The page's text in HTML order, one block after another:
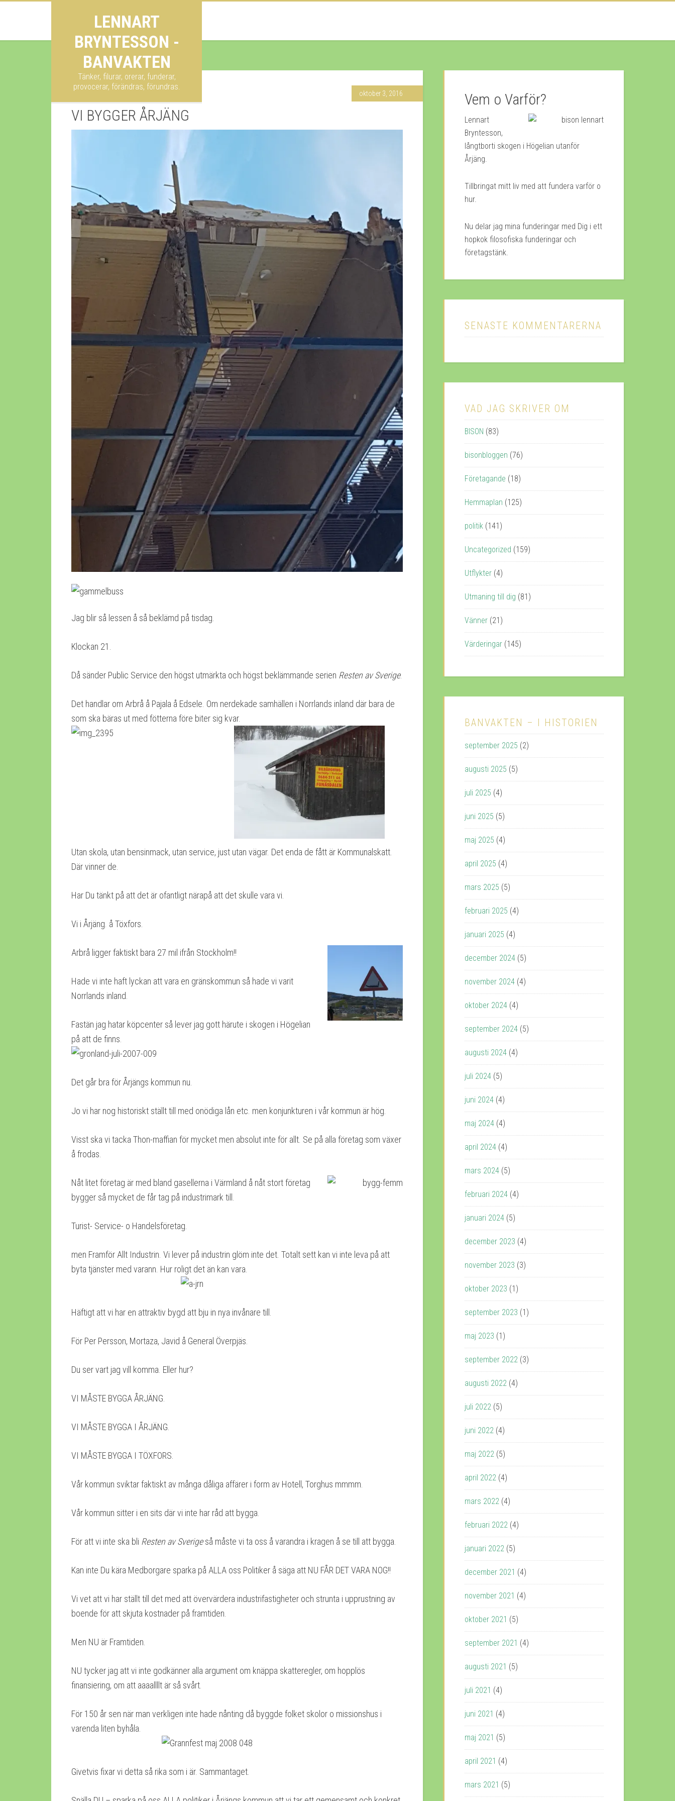
LENNART
BRYNTESSON -
BANVAKTEN
Tänker, filurar, orerar, funderar,
provocerar, förändras, förundras.
oktober 3, 2016
VI BYGGER ÅRJÄNG
Jag blir så lessen å så beklämd på tisdag.
Klockan 21.
Då sänder Public Service den högst utmärkta och högst beklämmande serien Resten av Sverige.
Det handlar om Arbrå å Pajala å Edsele. Om nerdekade samhällen i Norrlands inland där bara de
som ska bäras ut med fötterna före biter sig kvar.
Utan skola, utan bensinmack, utan service, just utan vägar. Det enda de fått är Kommunalskatt.
Där vinner de.
Har Du tänkt på att det är ofantligt närapå att det skulle vara vi.
Vi i Årjäng. å Töxfors.
Arbrå ligger faktiskt bara 27 mil ifrån Stockholm!!
Hade vi inte haft lyckan att vara en gränskommun så hade vi varit
Norrlands inland.
Fastän jag hatar köpcenter så lever jag gott härute i skogen i Högelian
på att de finns.
Det går bra för Årjängs kommun nu.
Jo vi har nog historiskt ställt till med onödiga lån etc. men konjunkturen i vår kommun är hög.
Visst ska vi tacka Thon-maffian för mycket men absolut inte för allt. Se på alla företag som växer
å frodas.
Nåt litet företag är med bland gasellerna i Värmland å nåt stort företag
bygger så mycket de får tag på industrimark till.
Turist- Service- o Handelsföretag.
men Framför Allt Industrin. Vi lever på industrin glöm inte det. Totalt sett kan vi inte leva på att
byta tjänster med varann. Hur roligt det än kan vara.
Häftigt att vi har en attraktiv bygd att bju in nya invånare till.
För Per Persson, Mortaza, Javid å General Överpjäs.
Du ser vart jag vill komma. Eller hur?
VI MÅSTE BYGGA ÅRJÄNG.
VI MÅSTE BYGGA I ÅRJÄNG.
VI MÅSTE BYGGA I TÖXFORS.
Vår kommun sviktar faktiskt av många dåliga affärer i form av Hotell, Torghus mmmm.
Vår kommun sitter i en sits där vi inte har råd att bygga.
För att vi inte ska bli Resten av Sverigeså måste vi ta oss å varandra i kragen å se till att bygga.
Kan inte Du kära Medborgare sparka på ALLA oss Politiker å säga att NU FÅR DET VARA NOG!!
Vi vet att vi har ställt till det med att övervärdera industrifastigheter och strunta i upprustning av
boende för att skjuta kostnader på framtiden.
Men NU är Framtiden.
NU tycker jag att vi inte godkänner alla argument om knäppa skatteregler, om hopplös
finansiering, om att aaaallllt är så svårt.
För 150 år sen när man verkligen inte hade nånting då byggde folket skolor o missionshus i
varenda liten byhåla.
Givetvis fixar vi detta så rika som i är. Sammantaget.
Vem o Varför?
Lennart
Bryntesson,
långtborti skogen i Högelian utanför
Årjäng.
Tillbringat mitt liv med att fundera varför o
hur.
Nu delar jag mina funderingar med Dig i ett
hopkok filosofiska funderingar och
företagstänk.
SENASTE KOMMENTARERNA
VAD JAG SKRIVER OM
BISON (83)
bisonbloggen (76)
Företagande (18)
Hemmaplan (125)
politik (141)
Uncategorized (159)
Utflykter (4)
Utmaning till dig (81)
Vänner (21)
Värderingar (145)
BANVAKTEN – I HISTORIEN
september 2025 (2)
augusti 2025 (5)
juli 2025 (4)
juni 2025 (5)
maj 2025 (4)
april 2025 (4)
mars 2025 (5)
februari 2025 (4)
januari 2025 (4)
december 2024 (5)
november 2024 (4)
oktober 2024 (4)
september 2024 (5)
augusti 2024 (4)
juli 2024 (5)
juni 2024 (4)
maj 2024 (4)
april 2024 (4)
mars 2024 (5)
februari 2024 (4)
januari 2024 (5)
december 2023 (4)
november 2023 (3)
oktober 2023 (1)
september 2023 (1)
maj 2023 (1)
september 2022 (3)
augusti 2022 (4)
juli 2022 (5)
juni 2022 (4)
maj 2022 (5)
april 2022 (4)
mars 2022 (4)
februari 2022 (4)
januari 2022 (5)
december 2021 (4)
november 2021 (4)
oktober 2021 (5)
september 2021 (4)
augusti 2021 (5)
juli 2021 (4)
juni 2021 (4)
maj 2021 (5)
april 2021 (4)
mars 2021 (5)